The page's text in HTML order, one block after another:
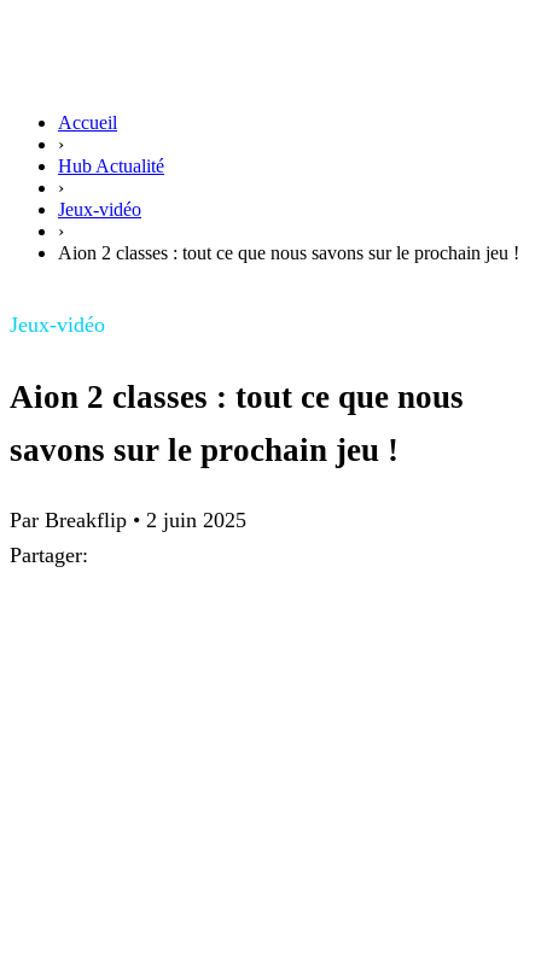
Accueil
›
Hub Actualité
›
Jeux-vidéo
›
Aion 2 classes : tout ce que nous savons sur le prochain jeu !
Jeux-vidéo
Aion 2 classes : tout ce que nous
savons sur le prochain jeu !
Par Breakflip • 2 juin 2025
Partager: